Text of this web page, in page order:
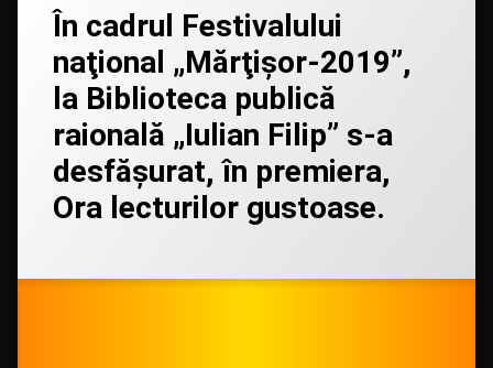
În cadrul Festivalului
naţional „Mărţişor-2019”,
la Biblioteca publică
raională „Iulian Filip” s-a
desfăşurat, în premiera,
Ora lecturilor gustoase.
un
comentariu
la
În
cadrul
Festivalului
naţional
2019”,
Biblioteca